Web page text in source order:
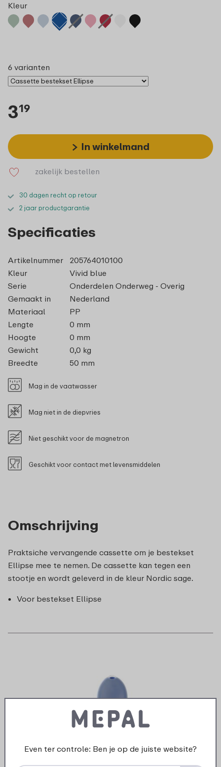
Kleur
6 varianten
319
In winkelmand
zakelijk bestellen
30 dagen recht op retour
2 jaar productgarantie
Omschrijving
Praktsiche vervangende cassette om je bestekset
Ellipse mee te nemen. De cassette kan tegen een
stootje en wordt geleverd in de kleur Nordic sage.
Voor bestekset Ellipse
Specificaties
Artikelnummer
205764010100
Kleur
Vivid blue
Serie
Onderdelen Onderweg - Overig
Gemaakt in
Nederland
Materiaal
PP
Lengte
0 mm
Hoogte
0 mm
Gewicht
0,0 kg
Breedte
50 mm
Mag in de vaatwasser
Mag niet in de diepvries
Niet geschikt voor de magnetron
Geschikt voor contact met levensmiddelen
Even ter controle: Ben je op de juiste website?